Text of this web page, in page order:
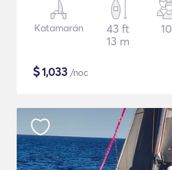
Katamarán
43 ft
13 m
10
$1,033 /noc